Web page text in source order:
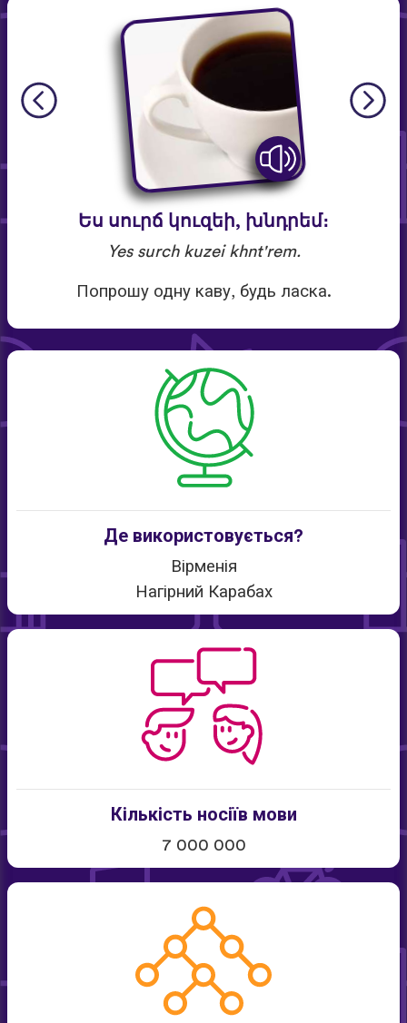
Ես սուրճ կուզեի, խնդրեմ։
Yes surch kuzei khnt'rem.
Попрошу одну каву, будь ласка.
Де використовується?
Вірменія
Нагірний Карабах
Кількість носіїв мови
7 000 000